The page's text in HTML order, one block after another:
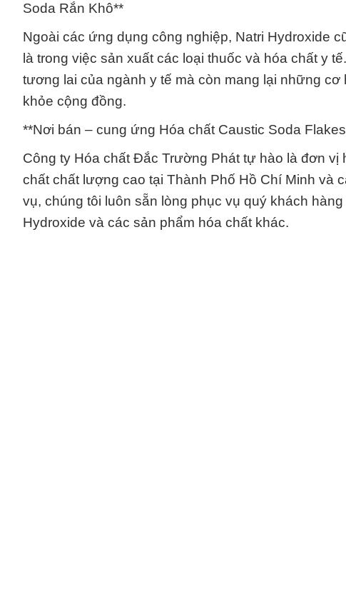
Soda Rắn Khô**
Ngoài các ứng dụng công nghiệp, Natri Hydroxide
là trong việc sản xuất các loại thuốc và hóa chất y
tương lai của ngành y tế mà còn mang lại những
khỏe cộng đồng.
**Nơi bán – cung ứng Hóa chất Caustic Soda
Công ty Hóa chất Đắc Trường Phát tự hào là đơn
chất chất lượng cao tại Thành Phố Hồ Chí Minh và
vụ, chúng tôi luôn sẵn lòng phục vụ quý khách
Hydroxide và các sản phẩm hóa chất khác.